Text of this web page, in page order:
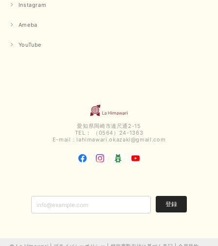
Instagram
Ameba
YouTube
愛知県岡崎市連尺通2-15
TEL： （0564）24-1363
E-mail： lahimawari.okazaki@gmail.com
登録